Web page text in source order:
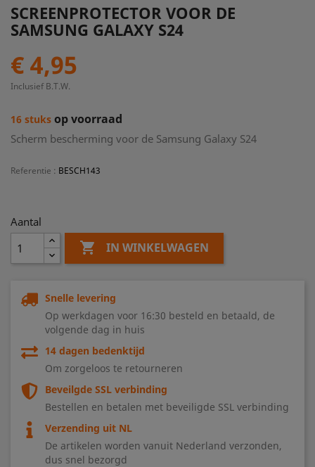
SCREENPROTECTOR VOOR DE
SAMSUNG GALAXY S24
€ 4,95
Inclusief B.T.W.
16 stuks op voorraad
Scherm bescherming voor de Samsung Galaxy S24
Referentie : BESCH143
Aantal
 IN WINKELWAGEN
Snelle levering
Op werkdagen voor 16:30 besteld en betaald, de
volgende dag in huis
14 dagen bedenktijd
Om zorgeloos te retourneren
Beveilgde SSL verbinding
Bestellen en betalen met beveiligde SSL verbinding
Verzending uit NL
De artikelen worden vanuit Nederland verzonden,
dus snel bezorgd